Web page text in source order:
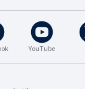
YouTube